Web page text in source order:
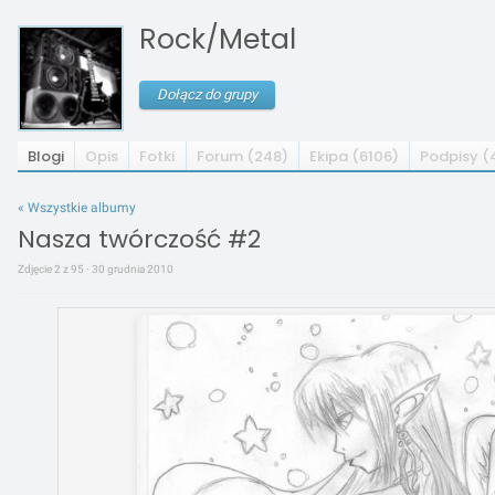
Rock/Metal
Dołącz do grupy
Blogi Opis Fotki Forum (248) Ekipa (6106) Podpisy
« Wszystkie albumy
Nasza twórczość #2
Zdjęcie 2 z 95 · 30 grudnia 2010